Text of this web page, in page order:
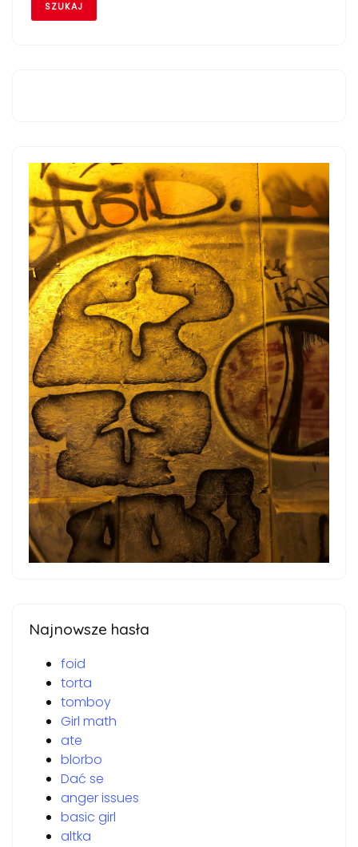
Najnowsze hasła
foid
torta
tomboy
Girl math
ate
blorbo
Dać se
anger issues
basic girl
altka